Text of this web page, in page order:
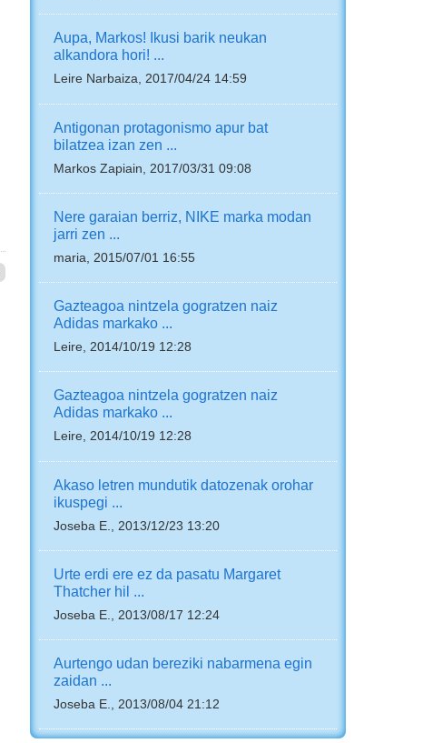
Aupa, Markos! Ikusi barik neukan
alkandora hori! ...
Leire Narbaiza, 2017/04/24 14:59
Antigonan protagonismo apur bat
bilatzea izan zen ...
Markos Zapiain, 2017/03/31 09:08
Nere garaian berriz, NIKE marka modan
jarri zen ...
maria, 2015/07/01 16:55
Gazteagoa nintzela gogratzen naiz
Adidas markako ...
Leire, 2014/10/19 12:28
Gazteagoa nintzela gogratzen naiz
Adidas markako ...
Leire, 2014/10/19 12:28
Akaso letren mundutik datozenak orohar
ikuspegi ...
Joseba E., 2013/12/23 13:20
Urte erdi ere ez da pasatu Margaret
Thatcher hil ...
Joseba E., 2013/08/17 12:24
Aurtengo udan bereziki nabarmena egin
zaidan ...
Joseba E., 2013/08/04 21:12